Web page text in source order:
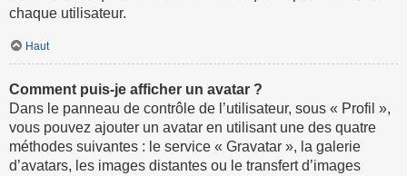
chaque utilisateur.
Haut
Comment puis-je afficher un avatar ?
Dans le panneau de contrôle de l’utilisateur, sous « Profil »,
vous pouvez ajouter un avatar en utilisant une des quatre
méthodes suivantes : le service « Gravatar », la galerie
d’avatars, les images distantes ou le transfert d’images